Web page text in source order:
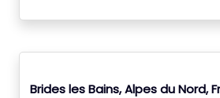
Brides les Bains, Alpes du Nord,